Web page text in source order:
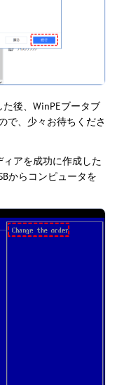
後、WinPEブータブ
で、少々お待ちくださ
アを成功に作成した
からコンピュータを